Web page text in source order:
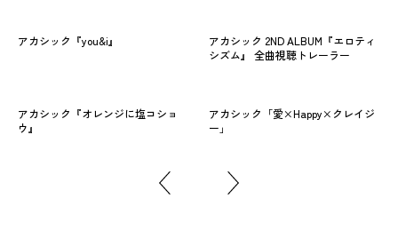
アカシック『you&i』
アカシック 2ND ALBUM『エロティ
シズム』 全曲視聴トレーラー
アカシック『オレンジに塩コショ
ウ』
アカシック「愛×Happy×クレイジ
ー」